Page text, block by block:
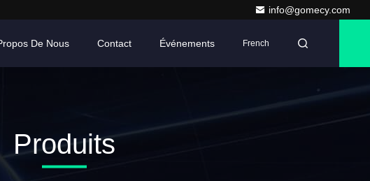
info@gomecy.com
De Nous Contact Événements French
Produits